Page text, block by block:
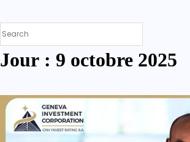
Jour : 9 octobre 2025